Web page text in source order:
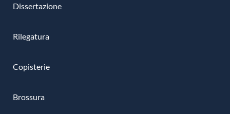
Dissertazione
Rilegatura
Copisterie
Brossura